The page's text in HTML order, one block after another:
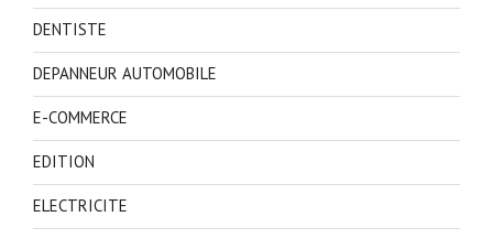
DENTISTE
DEPANNEUR AUTOMOBILE
E-COMMERCE
EDITION
ELECTRICITE